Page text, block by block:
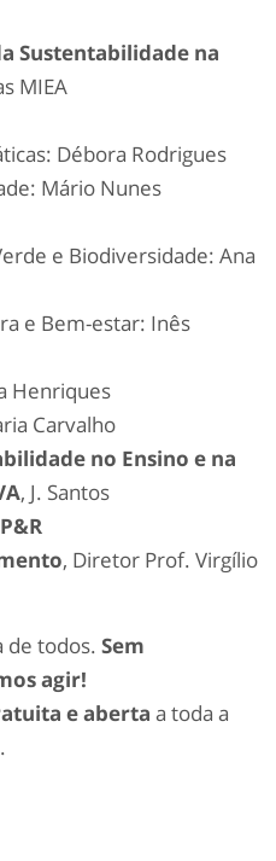
Sustentabilidade na
MIEA
Débora Rodrigues
Mário Nunes
e Biodiversidade: Ana
e Bem-estar: Inês
Henriques
Carvalho
no Ensino e na
, J. Santos
, Diretor Prof. Virgílio
de todos. Sem
agir!
e aberta a toda a